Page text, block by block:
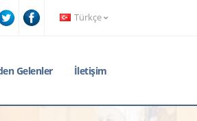
Türkçe
Gelenler İletişim